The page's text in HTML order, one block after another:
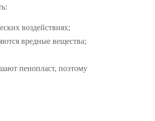
воздействиях;
вредные вещества;
пенопласт, поэтому